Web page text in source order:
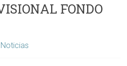
FONDO
Noticias